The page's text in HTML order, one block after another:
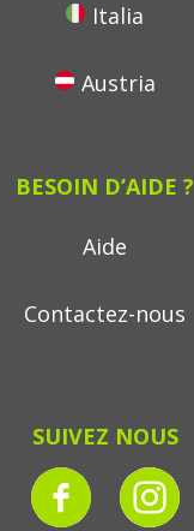
Italia
Austria
BESOIN D’AIDE ?
Aide
Contactez-nous
SUIVEZ NOUS